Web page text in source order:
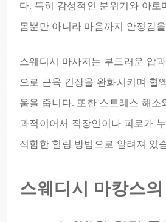
다. 특히 감성적인 분위기와 아로
몸뿐만 아니라 마음까지 안정감
스웨디시 마사지는 부드러운 압
으로 근육 긴장을 완화시키며 혈
움을 줍니다. 또한 스트레스 해소
과적이어서 직장인이나 피로가
적합한 힐링 방법으로 알려져 있
스웨디시 마캉스